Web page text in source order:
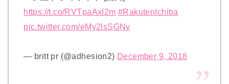
https://t.co/RVTpaAxI2m #RakutenIchiba
pic.twitter.com/eMy2lsSGNv
— britt pr (@adhesion2) December 9, 2018